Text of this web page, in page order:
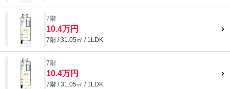
7階
10.4万円
7階 / 31.05㎡ / 1LDK
7階
10.4万円
7階 / 31.05㎡ / 1LDK